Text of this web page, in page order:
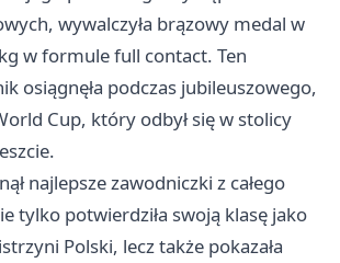
wywalczyła brązowy medal w
w formule full contact. Ten
osiągnęła podczas jubileuszowego,
Cup, który odbył się w stolicy
najlepsze zawodniczki z całego
tylko potwierdziła swoją klasę jako
Polski, lecz także pokazała